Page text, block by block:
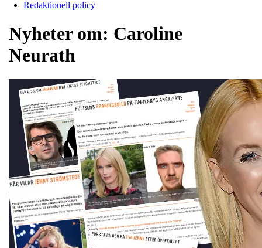
Redaktionell policy
Nyheter om: Caroline
Neurath